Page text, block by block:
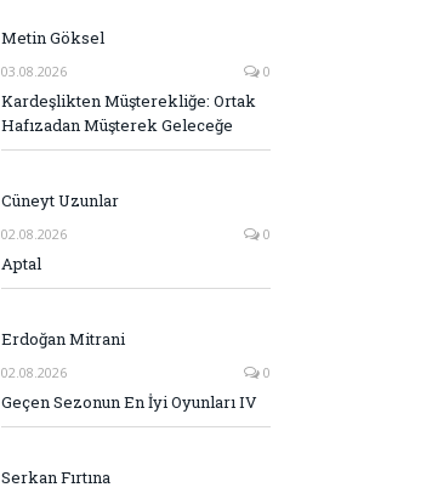
Metin Göksel
03.08.2026 0
Kardeşlikten Müşterekliğe: Ortak
Hafızadan Müşterek Geleceğe
Cüneyt Uzunlar
02.08.2026 0
Aptal
Erdoğan Mitrani
02.08.2026 0
Geçen Sezonun En İyi Oyunları IV
Serkan Fırtına